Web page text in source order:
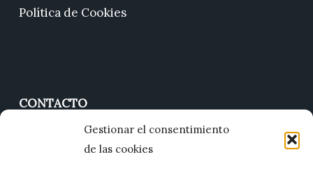
Gestionar el consentimiento
de las cookies
Política de Cookies
CONTACTO